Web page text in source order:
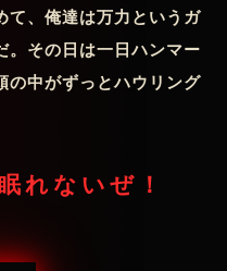
て、俺達は万力というガ
。その日は一日ハンマー
の中がずっとハウリング
れないぜ！